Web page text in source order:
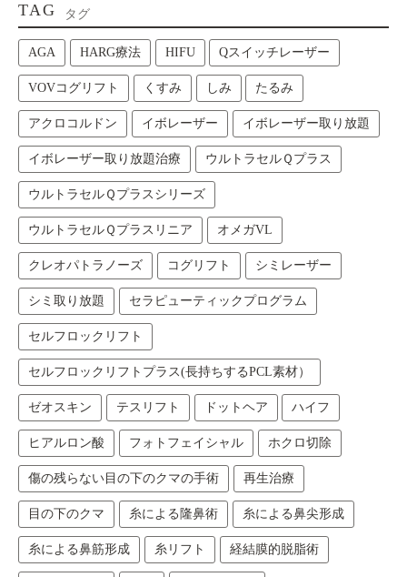
TAG タグ
AGA HARG療法 HIFU Qスイッチレーザー
VOVコグリフト くすみ しみ たるみ
アクロコルドン イボレーザー イボレーザー取り放題
イボレーザー取り放題治療 ウルトラセルＱプラス
ウルトラセルＱプラスシリーズ
ウルトラセルＱプラスリニア オメガVL
クレオパトラノーズ コグリフト シミレーザー
シミ取り放題 セラピューティックプログラム
セルフロックリフト
セルフロックリフトプラス(長持ちするPCL素材）
ゼオスキン テスリフト ドットヘア ハイフ
ヒアルロン酸 フォトフェイシャル ホクロ切除
傷の残らない目の下のクマの手術 再生治療
目の下のクマ 糸による隆鼻術 糸による鼻尖形成
糸による鼻筋形成 糸リフト 経結膜的脱脂術